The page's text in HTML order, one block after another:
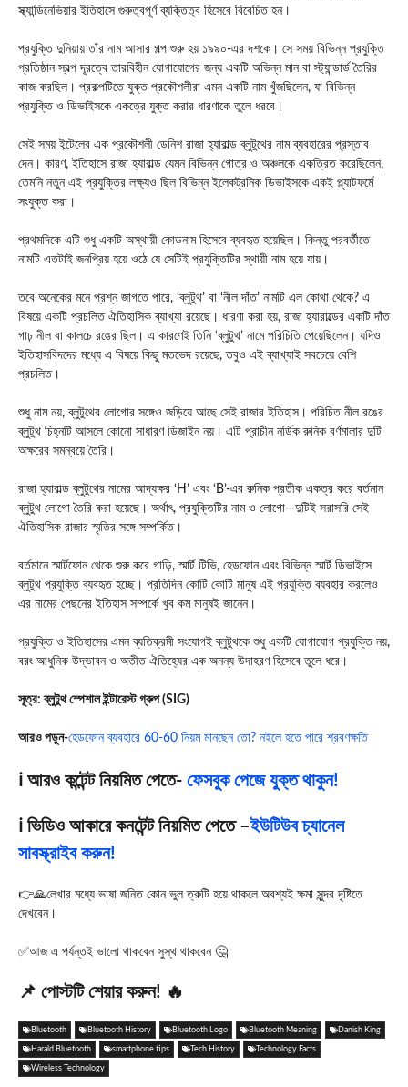
স্ক্যান্ডিনেভিয়ার ইতিহাসে গুরুত্বপূর্ণ ব্যক্তিত্ব হিসেবে বিবেচিত হন।
প্রযুক্তি দুনিয়ায় তাঁর নাম আসার গল্প শুরু হয় ১৯৯০-এর দশকে। সে সময় বিভিন্ন প্রযুক্তি
প্রতিষ্ঠান স্বল্প দূরত্বে তারবিহীন যোগাযোগের জন্য একটি অভিন্ন মান বা স্ট্যান্ডার্ড তৈরির
কাজ করছিল। প্রকল্পটিতে যুক্ত প্রকৌশলীরা এমন একটি নাম খুঁজছিলেন, যা বিভিন্ন
প্রযুক্তি ও ডিভাইসকে একত্রে যুক্ত করার ধারণাকে তুলে ধরবে।
সেই সময় ইন্টেলের এক প্রকৌশলী ডেনিশ রাজা হ্যারাল্ড ব্লুটুথের নাম ব্যবহারের প্রস্তাব
দেন। কারণ, ইতিহাসে রাজা হ্যারাল্ড যেমন বিভিন্ন গোত্র ও অঞ্চলকে একত্রিত করেছিলেন,
তেমনি নতুন এই প্রযুক্তির লক্ষ্যও ছিল বিভিন্ন ইলেকট্রনিক ডিভাইসকে একই প্ল্যাটফর্মে
সংযুক্ত করা।
প্রথমদিকে এটি শুধু একটি অস্থায়ী কোডনাম হিসেবে ব্যবহৃত হয়েছিল। কিন্তু পরবর্তীতে
নামটি এতটাই জনপ্রিয় হয়ে ওঠে যে সেটিই প্রযুক্তিটির স্থায়ী নাম হয়ে যায়।
তবে অনেকের মনে প্রশ্ন জাগতে পারে, ‘ব্লুটুথ’ বা ‘নীল দাঁত’ নামটি এল কোথা থেকে? এ
বিষয়ে একটি প্রচলিত ঐতিহাসিক ব্যাখ্যা রয়েছে। ধারণা করা হয়, রাজা হ্যারাল্ডের একটি দাঁত
গাঢ় নীল বা কালচে রঙের ছিল। এ কারণেই তিনি ‘ব্লুটুথ’ নামে পরিচিতি পেয়েছিলেন। যদিও
ইতিহাসবিদদের মধ্যে এ বিষয়ে কিছু মতভেদ রয়েছে, তবুও এই ব্যাখ্যাই সবচেয়ে বেশি
প্রচলিত।
শুধু নাম নয়, ব্লুটুথের লোগোর সঙ্গেও জড়িয়ে আছে সেই রাজার ইতিহাস। পরিচিত নীল রঙের
ব্লুটুথ চিহ্নটি আসলে কোনো সাধারণ ডিজাইন নয়। এটি প্রাচীন নর্ডিক রুনিক বর্ণমালার দুটি
অক্ষরের সমন্বয়ে তৈরি।
রাজা হ্যারাল্ড ব্লুটুথের নামের আদ্যক্ষর ‘H’ এবং ‘B’-এর রুনিক প্রতীক একত্র করে বর্তমান
ব্লুটুথ লোগো তৈরি করা হয়েছে। অর্থাৎ, প্রযুক্তিটির নাম ও লোগো—দুটিই সরাসরি সেই
ঐতিহাসিক রাজার স্মৃতির সঙ্গে সম্পর্কিত।
বর্তমানে স্মার্টফোন থেকে শুরু করে গাড়ি, স্মার্ট টিভি, হেডফোন এবং বিভিন্ন স্মার্ট ডিভাইসে
ব্লুটুথ প্রযুক্তি ব্যবহৃত হচ্ছে। প্রতিদিন কোটি কোটি মানুষ এই প্রযুক্তি ব্যবহার করলেও
এর নামের পেছনের ইতিহাস সম্পর্কে খুব কম মানুষই জানেন।
প্রযুক্তি ও ইতিহাসের এমন ব্যতিক্রমী সংযোগই ব্লুটুথকে শুধু একটি যোগাযোগ প্রযুক্তি নয়,
বরং আধুনিক উদ্ভাবন ও অতীত ঐতিহ্যের এক অনন্য উদাহরণ হিসেবে তুলে ধরে।
সূত্র: ব্লুটুথ স্পেশাল ইন্টারেস্ট গ্রুপ (SIG)
আরও পড়ুন-হেডফোন ব্যবহারে 60-60 নিয়ম মানছেন তো? নইলে হতে পারে শ্রবণক্ষতি
ℹ️ আরও কন্টেন্ট নিয়মিত পেতে- ফেসবুক পেজে যুক্ত থাকুন!
ℹ️ ভিডিও আকারে কনটেন্ট নিয়মিত পেতে –ইউটিউব চ্যানেল
সাবস্ক্রাইব করুন!
👉🙏লেখার মধ্যে ভাষা জনিত কোন ভুল ত্রুটি হয়ে থাকলে অবশ্যই ক্ষমা সুন্দর দৃষ্টিতে
দেখবেন।
✅আজ এ পর্যন্তই ভালো থাকবেন সুস্থ থাকবেন 🤔
📌 পোস্টটি শেয়ার করুন! 🔥
Bluetooth Bluetooth History Bluetooth Logo Bluetooth Meaning Danish King
Harald Bluetooth smartphone tips Tech History Technology Facts
Wireless Technology